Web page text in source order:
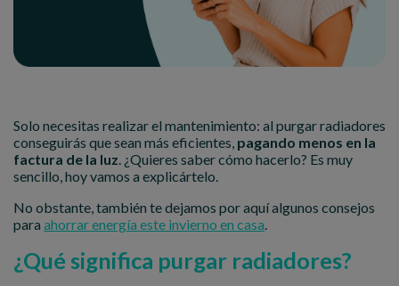
Solo necesitas realizar el mantenimiento: al purgar radiadores
conseguirás que sean más eficientes, pagando menos en la
factura de la luz . ¿Quieres saber cómo hacerlo? Es muy
sencillo, hoy vamos a explicártelo.
No obstante, también te dejamos por aquí algunos consejos
para ahorrar energía este invierno en casa
¿Qué significa purgar radiadores?